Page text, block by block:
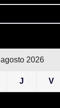
agosto 2026
J V